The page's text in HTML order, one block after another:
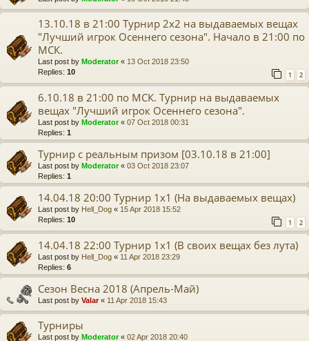
13.10.18 в 21:00 Турнир 2x2 на выдаваемых вещах
"Лучший игрок Осеннего сезона". Начало в 21:00 по
МСК.
Last post by Moderator« 13 Oct 2018 23:50
Replies: 10 1 2
6.10.18 в 21:00 по МСК. Турнир на выдаваемых
вещах "Лучший игрок Осеннего сезона".
Last post by Moderator« 07 Oct 2018 00:31
Replies: 1
Турнир с реальным призом [03.10.18 в 21:00]
Last post by Moderator« 03 Oct 2018 23:07
Replies: 1
14.04.18 20:00 Турнир 1х1 (На выдаваемых вещах)
Last post by Hell_Dog « 15 Apr 2018 15:52
Replies: 10 1 2
14.04.18 22:00 Турнир 1х1 (В своих вещах без лута)
Last post by Hell_Dog « 11 Apr 2018 23:29
Replies: 6
Сезон Весна 2018 (Апрель-Май)
Last post by Valar« 11 Apr 2018 15:43
Турниры
Last post by Moderator« 02 Apr 2018 20:40